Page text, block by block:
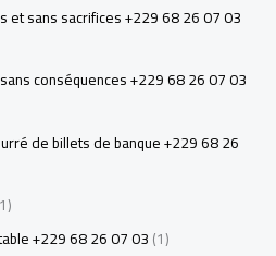
et sans sacrifices +229 68 26 07 03
conséquences +229 68 26 07 03
de billets de banque +229 68 26
+229 68 26 07 03(1)